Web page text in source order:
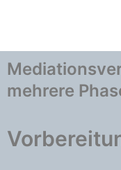
mehrere